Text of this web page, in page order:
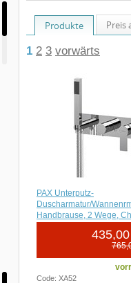
Produkte Preis
1 2 3 vorwärts
PAX Unterputz-
Duscharmatur/
Handbrause, 2 Wege,
Code: XA52